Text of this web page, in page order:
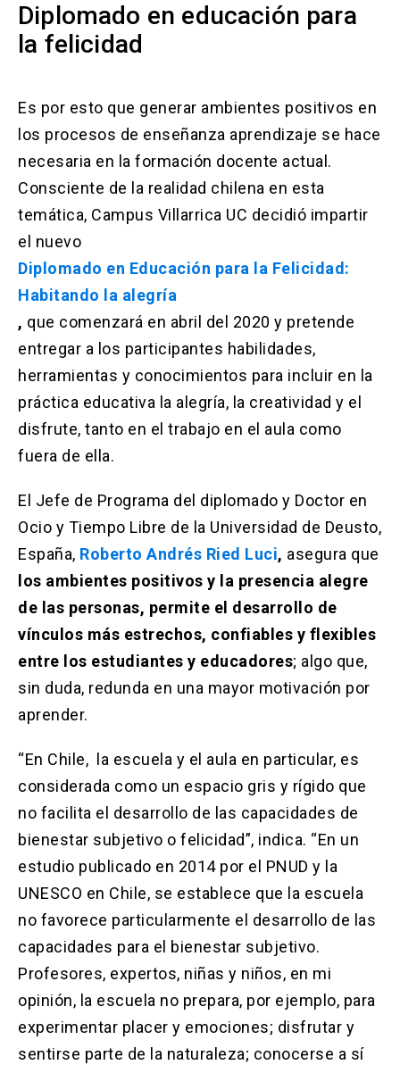
Diplomado en educación para
la felicidad
Es por esto que generar ambientes positivos en
los procesos de enseñanza aprendizaje se hace
necesaria en la formación docente actual.
Consciente de la realidad chilena en esta
temática, Campus Villarrica UC decidió impartir
el nuevo
Diplomado en Educación para la Felicidad:
Habitando la alegría
, que comenzará en abril del 2020 y pretende
entregar a los participantes habilidades,
herramientas y conocimientos para incluir en la
práctica educativa la alegría, la creatividad y el
disfrute, tanto en el trabajo en el aula como
fuera de ella.
El Jefe de Programa del diplomado y Doctor en
Ocio y Tiempo Libre de la Universidad de Deusto,
España, Roberto Andrés Ried Luci, asegura que
los ambientes positivos y la presencia alegre
de las personas, permite el desarrollo de
vínculos más estrechos, confiables y flexibles
entre los estudiantes y educadores; algo que,
sin duda, redunda en una mayor motivación por
aprender.
“En Chile, la escuela y el aula en particular, es
considerada como un espacio gris y rígido que
no facilita el desarrollo de las capacidades de
bienestar subjetivo o felicidad”, indica. “En un
estudio publicado en 2014 por el PNUD y la
UNESCO en Chile, se establece que la escuela
no favorece particularmente el desarrollo de las
capacidades para el bienestar subjetivo.
Profesores, expertos, niñas y niños, en mi
opinión, la escuela no prepara, por ejemplo, para
experimentar placer y emociones; disfrutar y
sentirse parte de la naturaleza; conocerse a sí